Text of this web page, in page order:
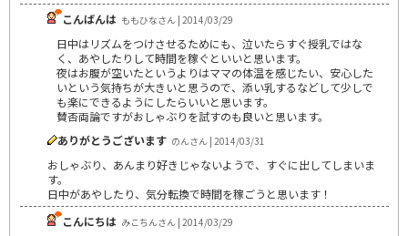
こんばんは ももひなさん | 2014/03/29
日中はリズムをつけさせるためにも、泣いたらすぐ授乳ではな
く、あやしたりして時間を稼ぐといいと思います。
夜はお腹が空いたというよりはママの体温を感じたい、安心した
いという気持ちが大きいと思うので、添い乳するなどして少しで
も楽にできるようにしたらいいと思います。
賛否両論ですがおしゃぶりを試すのも良いと思います。
ありがとうございます のんさん | 2014/03/31
おしゃぶり、あんまり好きじゃないようで、すぐに出してしまいま
す。
日中があやしたり、気分転換で時間を稼ごうと思います！
こんにちは みこちんさん | 2014/03/29